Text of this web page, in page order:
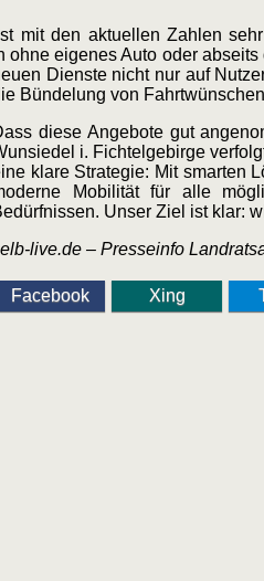
mit den aktuellen Zahlen
eigenes Auto oder
Dienste nicht nur auf
Bündelung von
diese Angebote gut
i. Fichtelgebirge
klare Strategie: Mit smarten
Mobilität für alle
Unser Ziel ist klar:
live.de – Presseinfo
Facebook Xing